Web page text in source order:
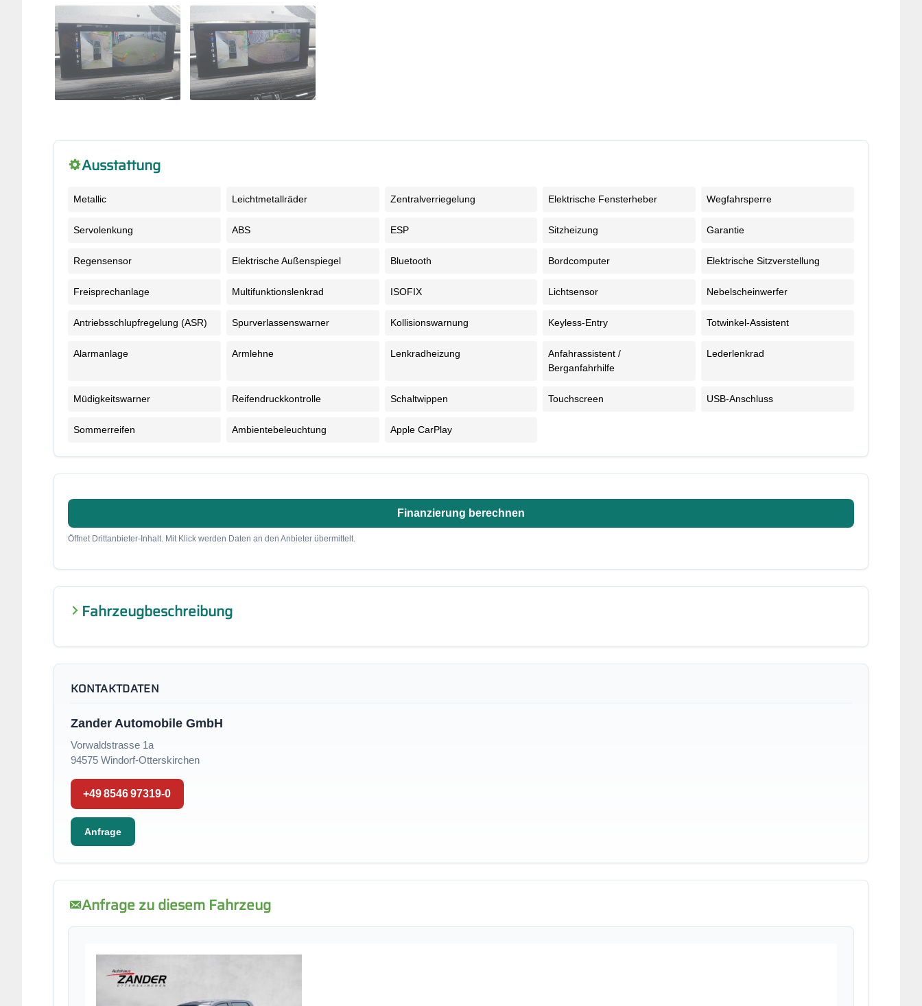
Ausstattung
Metallic Leichtmetallräder Zentralverriegelung Elektrische Fensterheber Wegfahrsperre
Servolenkung ABS ESP Sitzheizung Garantie
Regensensor Elektrische Außenspiegel Bluetooth Bordcomputer Elektrische Sitzverstellung
Freisprechanlage Multifunktionslenkrad ISOFIX Lichtsensor Nebelscheinwerfer
Antriebsschlupfregelung (ASR) Spurverlassenswarner Kollisionswarnung Keyless-Entry Totwinkel-Assistent
Alarmanlage Armlehne Lenkradheizung
Anfahrassistent /
Berganfahrhilfe
Lederlenkrad
Müdigkeitswarner Reifendruckkontrolle Schaltwippen Touchscreen USB-Anschluss
Sommerreifen Ambientebeleuchtung Apple CarPlay
Finanzierung berechnen
Öffnet Drittanbieter-Inhalt. Mit Klick werden Daten an den Anbieter übermittelt.
Fahrzeugbeschreibung
KONTAKTDATEN
Zander Automobile GmbH
Vorwaldstrasse 1a
94575 Windorf-Otterskirchen
+49 8546 97319-0
Anfrage
Anfrage zu diesem Fahrzeug